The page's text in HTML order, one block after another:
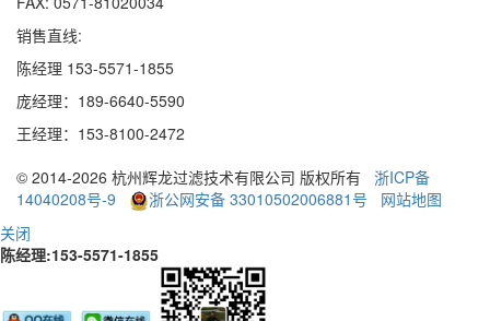
销售直线:
陈经理 153-5571-1855
庞经理：189-6640-5590
王经理：153-8100-2472
© 2014-2026 杭州辉龙过滤技术有限公司 版权所有 浙ICP备
14040208号-9
浙公网安备 33010502006881号
网站地图
关闭
陈经理:153-5571-1855